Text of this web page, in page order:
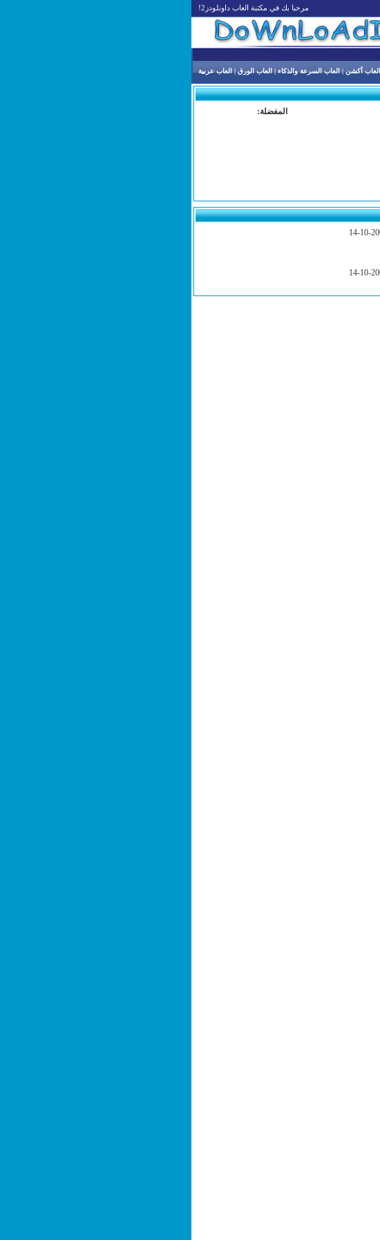
مرحبا بك في مكتبة العاب داونلودز2!
العاب أكشن | العاب السرعة والذكاء | العاب الورق | العاب عربية
المفضلة: